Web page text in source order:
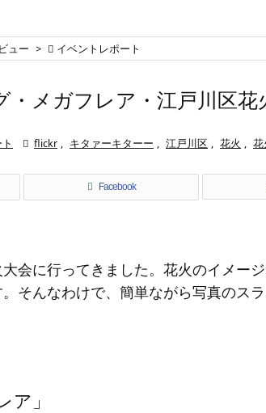
ュー >  イベントレポート
メガフレア・江戸川区花
 flickr , キタァーキターー , 江戸川区 , 花火 , 花
Facebook
会に行ってきました。花火のイメー
そんなわけで、簡単ながら写真のス
ア」